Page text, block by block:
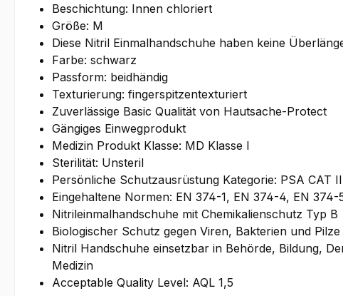
Beschichtung: Innen chloriert
Größe: M
Diese Nitril Einmalhandschuhe haben keine
Farbe: schwarz
Passform: beidhändig
Texturierung: fingerspitzentexturiert
Zuverlässige Basic Qualität von Hautsache-Protect
Gängiges Einwegprodukt
Medizin Produkt Klasse: MD Klasse I
Sterilität: Unsteril
Persönliche Schutzausrüstung Kategorie: PSA CAT
Eingehaltene Normen: EN 374-1, EN 374-4, EN
Nitrileinmalhandschuhe mit Chemikalienschutz Typ B
Biologischer Schutz gegen Viren, Bakterien und Pilze
Nitril Handschuhe einsetzbar in Behörde, Bildung,
Medizin
Acceptable Quality Level: AQL 1,5